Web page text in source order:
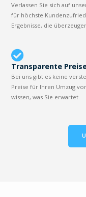
Verlassen Sie sich auf
für höchste
Ergebnisse, die
Transparente
Bei uns gibt es keine
Preise für Ihren Umzug
wissen, was Sie erwartet.